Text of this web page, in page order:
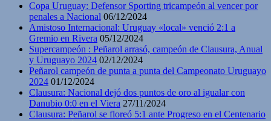
Copa Uruguay: Defensor Sporting tricampeón al vencer por
penales a Nacional 06/12/2024
Amistoso Internacional: Uruguay «local» venció 2:1 a
Gremio en Rivera 05/12/2024
Supercampeón : Peñarol arrasó, campeón de Clausura, Anual
y Uruguayo 2024 02/12/2024
Peñarol campeón de punta a punta del Campeonato Uruguayo
2024 01/12/2024
Clausura: Nacional dejó dos puntos de oro al igualar con
Danubio 0:0 en el Viera 27/11/2024
Clausura: Peñarol se floreó 5:1 ante Progreso en el Centenario